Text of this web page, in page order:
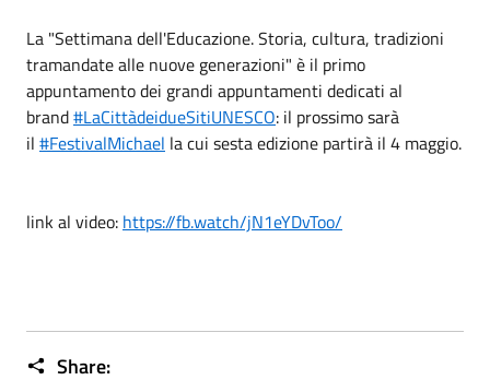
La "Settimana dell'Educazione. Storia, cultura, tradizioni
tramandate alle nuove generazioni" è il primo
appuntamento dei grandi appuntamenti dedicati al
brand#LaCittàdeidueSitiUNESCO: il prossimo sarà
il #FestivalMichael la cui sesta edizione partirà il 4 maggio.
link al video: https://fb.watch/jN1eYDvToo/
Share: